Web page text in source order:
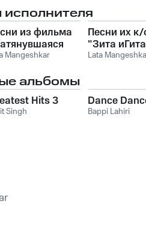
из фильма
Mangeshkar
Песни их
"Зита
Lata
альбомы
Hits 3
Singh
Dance
Bappi Lahiri